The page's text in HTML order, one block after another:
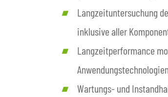
Langzeituntersuchung
inklusive aller
Langzeitperformance
Wartungs- und